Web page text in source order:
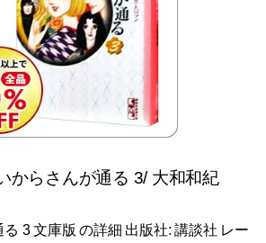
からさんが通る 3/ 大和和紀
3 文庫版 の詳細 出版社: 講談社 レー